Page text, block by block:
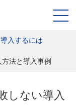
入するには
法と導入事例
しない導入